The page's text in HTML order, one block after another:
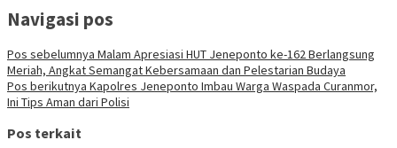
Navigasi pos
Pos sebelumnya Malam Apresiasi HUT Jeneponto ke-162 Berlangsung
Meriah, Angkat Semangat Kebersamaan dan Pelestarian Budaya
Pos berikutnya Kapolres Jeneponto Imbau Warga Waspada Curanmor,
Ini Tips Aman dari Polisi
Pos terkait